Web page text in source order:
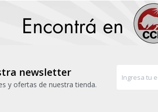
newsletter
y ofertas de nuestra tienda.